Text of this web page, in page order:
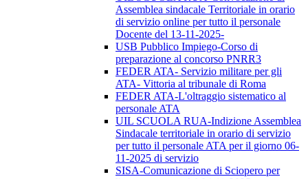
Assemblea sindacale Territoriale in orario
di servizio online per tutto il personale
Docente del 13-11-2025-
USB Pubblico Impiego-Corso di
preparazione al concorso PNRR3
FEDER ATA- Servizio militare per gli
ATA- Vittoria al tribunale di Roma
FEDER ATA-L'oltraggio sistematico al
personale ATA
UIL SCUOLA RUA-Indizione Assemblea
Sindacale territoriale in orario di servizio
per tutto il personale ATA per il giorno 06-
11-2025 di servizio
SISA-Comunicazione di Sciopero per